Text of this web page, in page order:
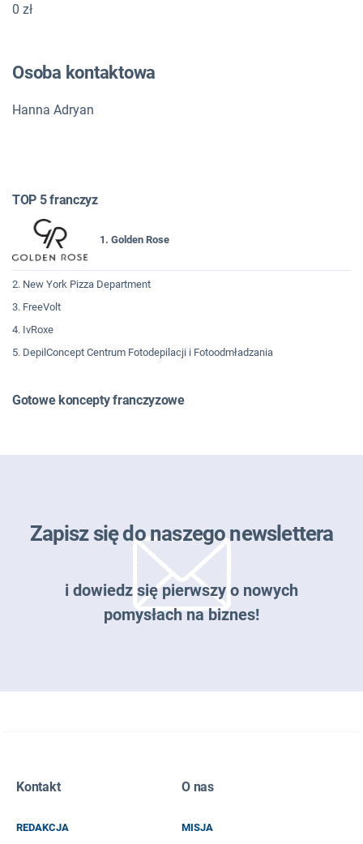
0 zł
Osoba kontaktowa
Hanna Adryan
TOP 5 franczyz
1. Golden Rose
2. New York Pizza Department
3. FreeVolt
4. IvRoxe
5. DepilConcept Centrum Fotodepilacji i Fotoodmładzania
Gotowe koncepty franczyzowe
Zapisz się do naszego newslettera
i dowiedz się pierwszy o nowych
pomysłach na biznes!
EMAIL
Kontakt
REDAKCJA
O nas
MISJA